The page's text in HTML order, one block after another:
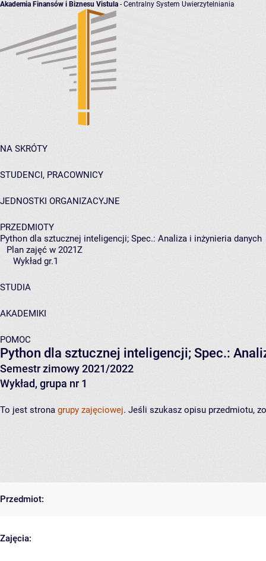
Akademia Finansów i Biznesu Vistula - Centralny System Uwierzytelniania
NA SKRÓTY
STUDENCI, PRACOWNICY
JEDNOSTKI ORGANIZACYJNE
PRZEDMIOTY
Python dla sztucznej inteligencji; Spec.: Analiza i inżynieria danych
Plan zajęć w 2021Z
Wykład gr.1
STUDIA
AKADEMIKI
POMOC
Python dla sztucznej inteligencji; Spec.:
Semestr zimowy 2021/2022
Wykład, grupa nr 1
To jest strona grupy zajęciowej. Jeśli szukasz opisu przedmiotu,
Przedmiot:
Zajęcia: